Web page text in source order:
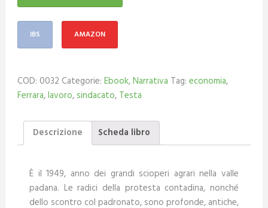
AMAZON
IBS
COD: 0032 Categorie: Ebook,Narrativa Tag: economia,
Ferrara,lavoro, sindacato, Testa
Descrizione Scheda libro
È il 1949, anno dei grandi scioperi agrari nella valle
padana. Le radici della protesta contadina, nonché
dello scontro col padronato, sono profonde, antiche,